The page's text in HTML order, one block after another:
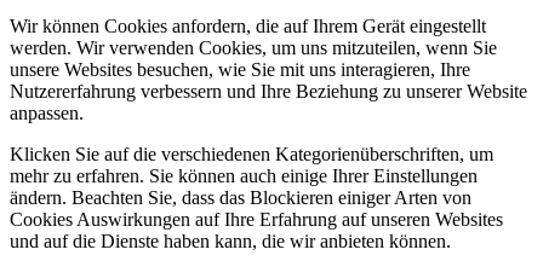
Wir können Cookies anfordern, die auf Ihrem Gerät eingestellt
werden. Wir verwenden Cookies, um uns mitzuteilen, wenn Sie
unsere Websites besuchen, wie Sie mit uns interagieren, Ihre
Nutzererfahrung verbessern und Ihre Beziehung zu unserer Website
anpassen.
Klicken Sie auf die verschiedenen Kategorienüberschriften, um
mehr zu erfahren. Sie können auch einige Ihrer Einstellungen
ändern. Beachten Sie, dass das Blockieren einiger Arten von
Cookies Auswirkungen auf Ihre Erfahrung auf unseren Websites
und auf die Dienste haben kann, die wir anbieten können.